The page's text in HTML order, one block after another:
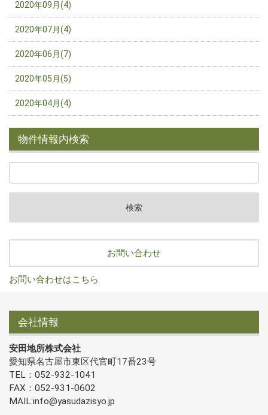
2020年09月(4)
2020年07月(4)
2020年06月(7)
2020年05月(5)
2020年04月(4)
物件情報内検索
お問い合わせ
お問い合わせはこちら
会社情報
安田地所株式会社
愛知県名古屋市東区代官町17番23号
TEL：052-932-1041
FAX：052-931-0602
MAIL:info@yasudazisyo.jp